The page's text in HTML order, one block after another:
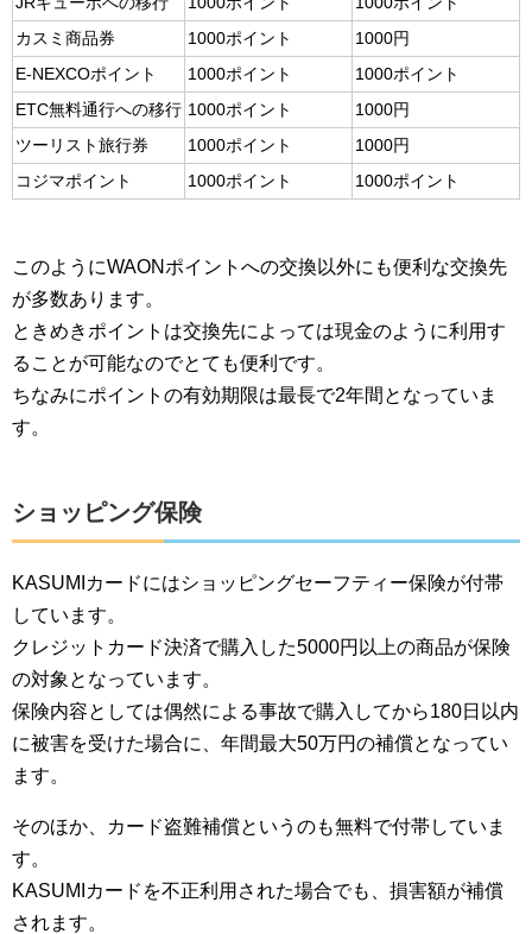
カスミ商品券
1000ポイント
1000円
E-NEXCOポイント
1000ポイント
1000ポイント
ETC無料通行への移行 1000ポイント
1000円
ツーリスト旅行券
1000ポイント
1000円
コジマポイント
1000ポイント 1000ポイント
このようにWAONポイントへの交換以外にも便利な交換先
が多数あります。
ときめきポイントは交換先によっては現金のように利用す
ることが可能なのでとても便利です。
ちなみにポイントの有効期限は最長で2年間となっていま
す。
ショッピング保険
KASUMIカードにはショッピングセーフティー保険が付帯
しています。
クレジットカード決済で購入した5000円以上の商品が保険
の対象となっています。
保険内容としては偶然による事故で購入してから180日以内
に被害を受けた場合に、年間最大50万円の補償となってい
ます。
そのほか、カード盗難補償というのも無料で付帯していま
す。
KASUMIカードを不正利用された場合でも、損害額が補償
されます。